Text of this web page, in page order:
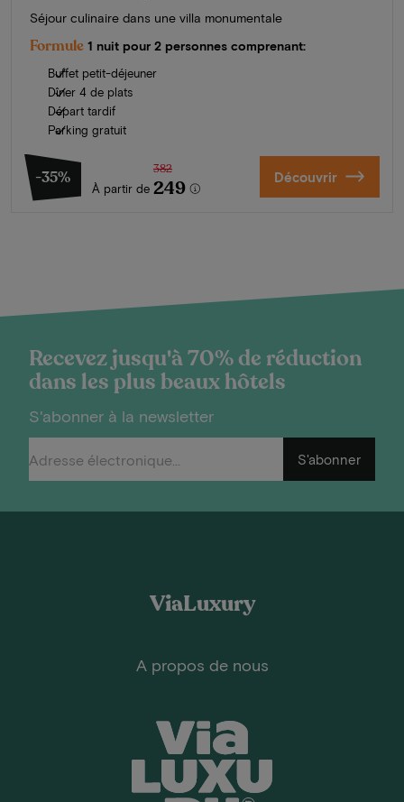
Séjour culinaire dans une villa monumentale
Formule 1 nuit pour 2 personnes comprenant:
Buffet petit-déjeuner
Dîner 4 de plats
Départ tardif
Parking gratuit
-35%
À partir de
382
249 Découvrir
Recevez jusqu'à 70% de réduction
dans les plus beaux hôtels
S'abonner à la newsletter
S'abonner
ViaLuxury
A propos de nous